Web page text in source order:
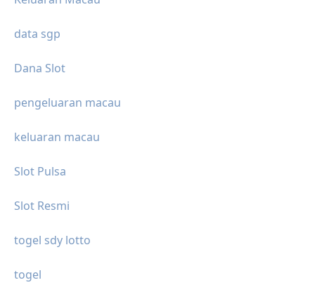
data sgp
Dana Slot
pengeluaran macau
keluaran macau
Slot Pulsa
Slot Resmi
togel sdy lotto
togel